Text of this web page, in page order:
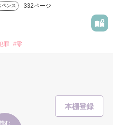
読む
୨୧ ∴∵∴
ペンス 332ページ
罪 #零